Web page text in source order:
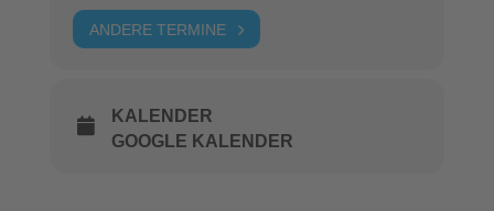
ANDERE TERMINE
KALENDER
GOOGLE KALENDER